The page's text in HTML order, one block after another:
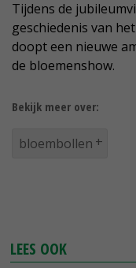
Tijdens de
geschiedenis van
doopt een nieuwe
de bloemenshow.
Bekijk meer over:
bloembollen
LEES OOK